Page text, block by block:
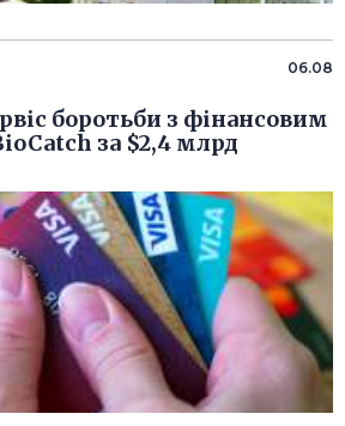
06.08
боротьби з фінансовим
за $2,4 млрд